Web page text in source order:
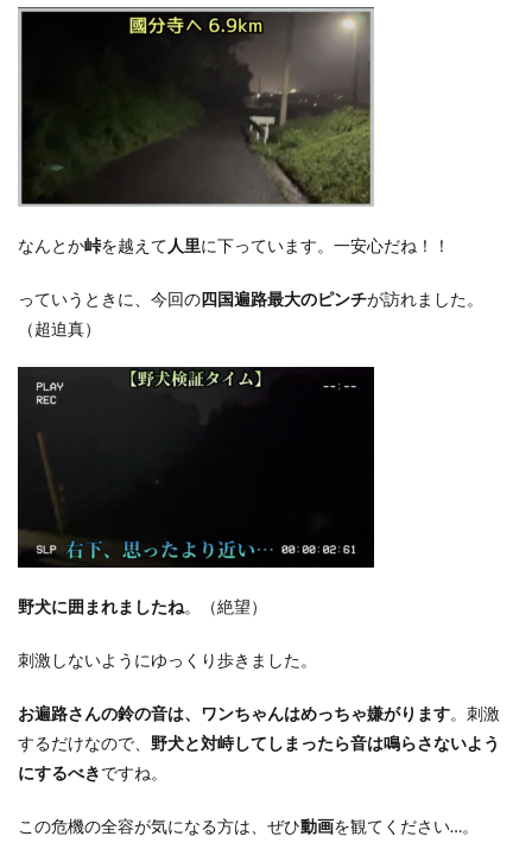
なんとか峠を越えて 人里に下っています。 一安心だね！！
っていうときに、今回の四国遍路最大のピンチが訪れました。
（超迫真）
野犬に囲まれましたね。 （絶望）
刺激しないようにゆっくり歩きました。
お遍路さんの鈴の音は、ワンちゃんはめっちゃ嫌がります。刺激
するだけなので、 野犬と対峙してしまったら音は鳴らさないよう
にするべきですね。
この危機の全容が気になる方は、ぜひ動画を観てください…。